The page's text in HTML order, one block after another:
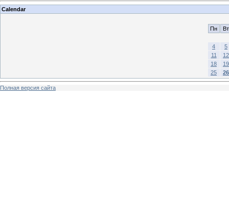
Calendar
Пн Вт
4
5
11
12
18
19
25
26
Полная версия сайта